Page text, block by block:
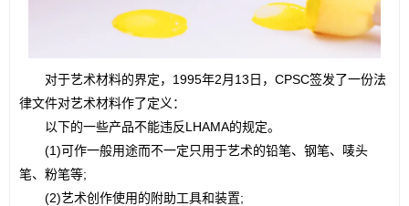
对于艺术材料的界定，1995年2月13日，CPSC签发了一份法
律文件对艺术材料作了定义：
以下的一些产品不能违反LHAMA的规定。
(1)可作一般用途而不一定只用于艺术的铅笔、钢笔、唛头
笔、粉笔等;
(2)艺术创作使用的附助工具和装置;